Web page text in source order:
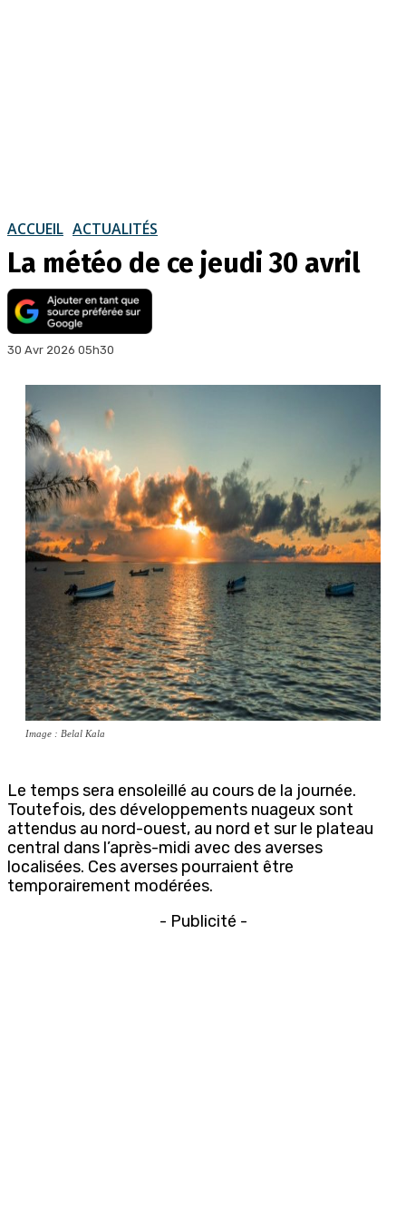
ACCUEIL ACTUALITÉS
La météo de ce jeudi 30 avril
30 Avr 2026 05h30
Image : Belal Kala
Le temps sera ensoleillé au cours de la journée.
Toutefois, des développements nuageux sont
attendus au nord-ouest, au nord et sur le plateau
central dans l’après-midi avec des averses
localisées. Ces averses pourraient être
temporairement modérées.
- Publicité -